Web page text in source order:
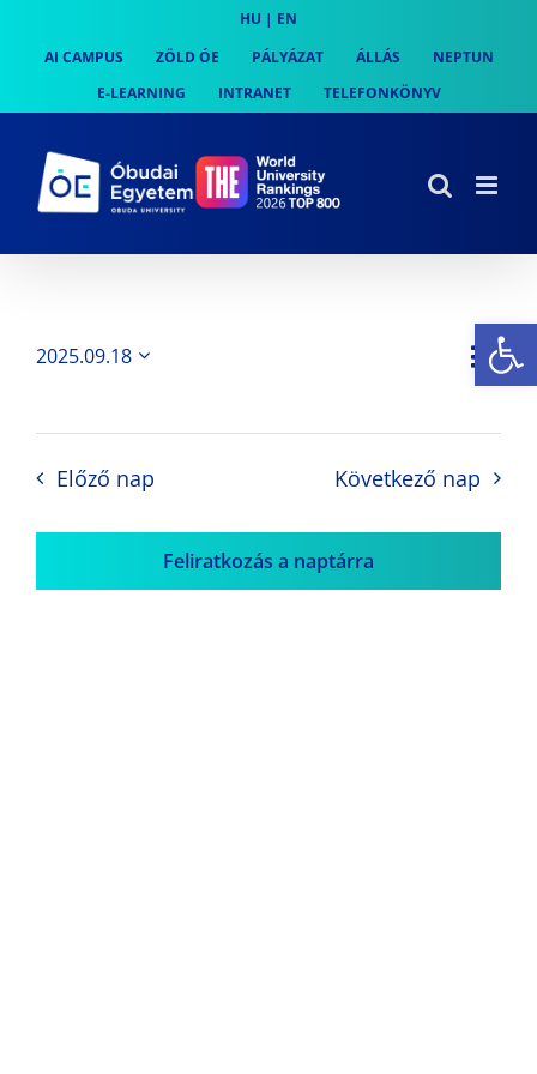
content
HU | EN
AI CAMPUS
ZÖLD ÓE PÁLYÁZAT ÁLLÁS
NEPTUN
E-LEARNING
INTRANET TELEFONKÖNYV
Nap
2025.09.18
Előző nap Következő nap
Feliratkozás a naptárra